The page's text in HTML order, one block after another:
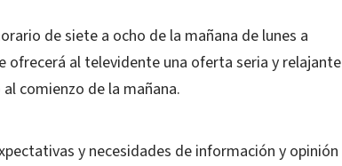
de siete a ocho de la mañana de lunes a
ofrecerá al televidente una oferta seria y relajante
comienzo de la mañana.
y necesidades de información y opinión